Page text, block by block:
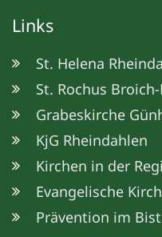
Links
St. Helena
St. Rochus Broich-
Grabeskirche
KjG Rheindahlen
Kirchen in der
Evangelische
Prävention im